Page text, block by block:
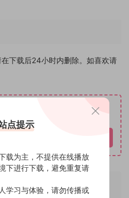
下载后24小时内删除。如喜欢请
点提示
载为主，不提供在线播放
下进行下载，避免重复请
学习与体验，请勿传播或